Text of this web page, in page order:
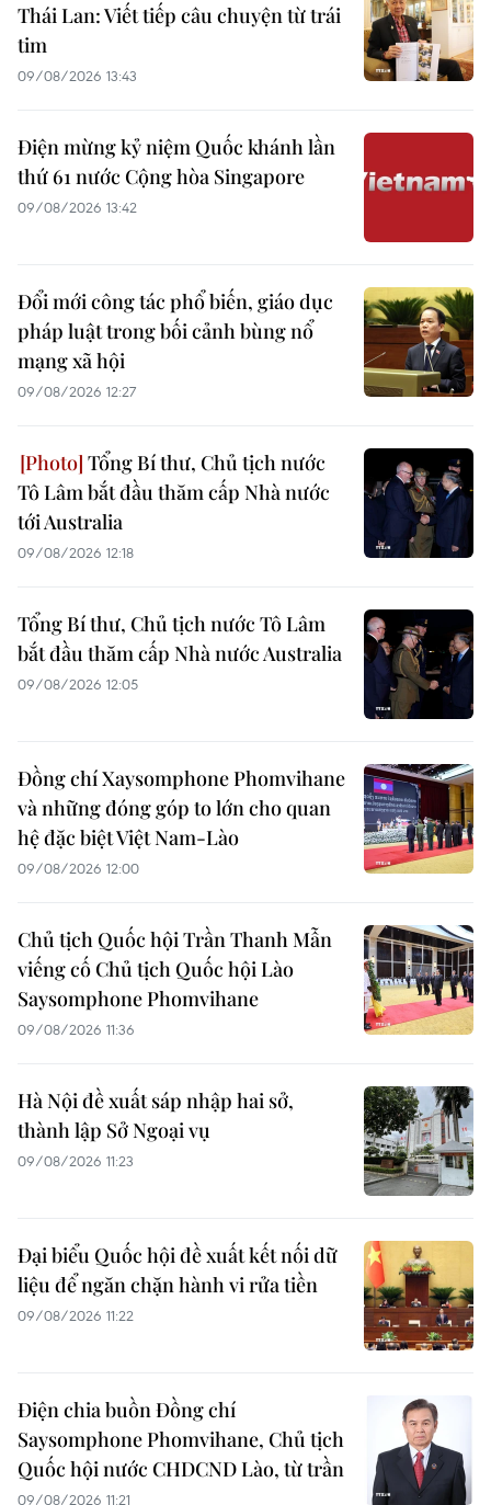
Thái Lan: Viết tiếp câu chuyện từ trái
tim
09/08/2026 13:43
Điện mừng kỷ niệm Quốc khánh lần
thứ 61 nước Cộng hòa Singapore
09/08/2026 13:42
Đổi mới công tác phổ biến, giáo dục
pháp luật trong bối cảnh bùng nổ
mạng xã hội
09/08/2026 12:27
Tổng Bí thư, Chủ tịch nước
Tô Lâm bắt đầu thăm cấp Nhà nước
tới Australia
09/08/2026 12:18
Tổng Bí thư, Chủ tịch nước Tô Lâm
bắt đầu thăm cấp Nhà nước Australia
09/08/2026 12:05
Đồng chí Xaysomphone Phomvihane
và những đóng góp to lớn cho quan
hệ đặc biệt Việt Nam-Lào
09/08/2026 12:00
Chủ tịch Quốc hội Trần Thanh Mẫn
viếng cố Chủ tịch Quốc hội Lào
Saysomphone Phomvihane
09/08/2026 11:36
Hà Nội đề xuất sáp nhập hai sở,
thành lập Sở Ngoại vụ
09/08/2026 11:23
Đại biểu Quốc hội đề xuất kết nối dữ
liệu để ngăn chặn hành vi rửa tiền
09/08/2026 11:22
Điện chia buồn Đồng chí
Saysomphone Phomvihane, Chủ tịch
Quốc hội nước CHDCND Lào, từ trần
09/08/2026 11:21